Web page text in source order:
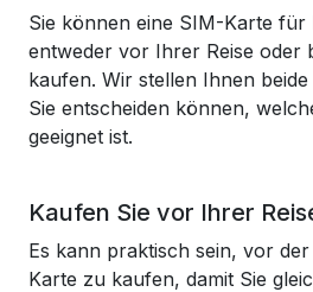
Sie können eine SIM-Karte für
entweder vor Ihrer Reise oder
kaufen. Wir stellen Ihnen
Sie entscheiden können,
geeignet ist.
Kaufen Sie vor Ihrer
Es kann praktisch sein, vor
Karte zu kaufen, damit Sie